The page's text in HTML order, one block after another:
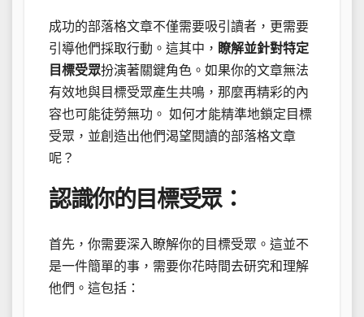
成功的部落格文章不僅需要吸引讀者，更需要
引導他們採取行動。這其中， 瞭解並針對特定
目標受眾扮演著關鍵角色。如果你的文章無法
有效地與目標受眾產生共鳴，那麼再精彩的內
容也可能徒勞無功。 如何才能精準地鎖定目標
受眾，並創造出他們渴望閱讀的部落格文章
呢？
認識你的目標受眾：
首先，你需要深入瞭解你的目標受眾。這並不
是一件簡單的事，需要你花時間去研究和理解
他們。這包括：